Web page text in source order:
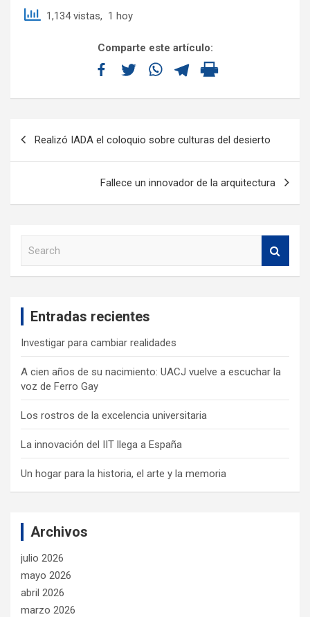
1,134 vistas, 1 hoy
Comparte este artículo:
Realizó IADA el coloquio sobre culturas del desierto
Fallece un innovador de la arquitectura
Entradas recientes
Investigar para cambiar realidades
A cien años de su nacimiento: UACJ vuelve a escuchar la
voz de Ferro Gay
Los rostros de la excelencia universitaria
La innovación del IIT llega a España
Un hogar para la historia, el arte y la memoria
Archivos
julio 2026
mayo 2026
abril 2026
marzo 2026